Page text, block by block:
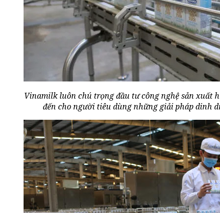
Vinamilk luôn chú trọng đầu tư công nghệ sản xuất
đến cho người tiêu dùng những giải pháp dinh